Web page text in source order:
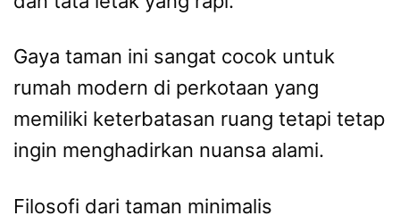
Gaya taman ini sangat cocok untuk
rumah modern di perkotaan yang
memiliki keterbatasan ruang tetapi tetap
ingin menghadirkan nuansa alami.
Filosofi dari taman minimalis